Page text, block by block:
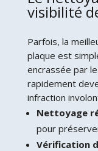
visibilité
Parfois, la
plaque est
encrassée par
rapidement
infraction
Nettoyage
pour
Vérification